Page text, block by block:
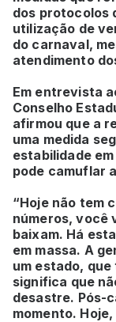
dos protocolos
utilização de
do carnaval,
atendimento
Em entrevista
Conselho
afirmou que a
uma medida
estabilidade
pode camuflar
“Hoje não tem
números, você
baixam. Há
em massa. A
um estado,
significa que
desastre. Pós-
momento.